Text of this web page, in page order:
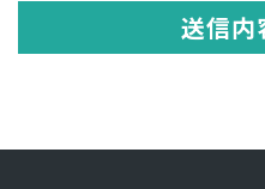
情報」以外のものをいい，ご利
いた商品，ご覧になったページ
検索キーワード，ご利用日時，
第２条（プライバシー情報の
送信内